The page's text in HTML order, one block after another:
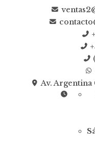
Av. Argentina